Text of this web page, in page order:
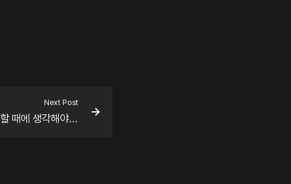
Next Post
전략 서신: API 후킹을 할 때에 생각해야 할 것들…